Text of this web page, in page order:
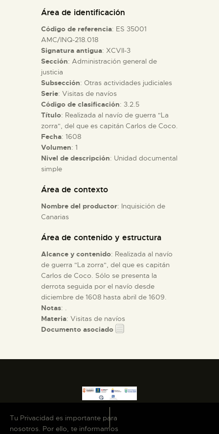
ESPAÑOL
PREPARAR LA VISITA
ACTIVIDADES
█
EL MUSEO
DIDÁCTICA
ESPAÑOL
Área de identificación
Código de referencia: ES 35001
AMC/INQ-218.018
Signatura antigua: XCVII-3
Sección: Administración general de
justicia
Subsección: Otras actividades judiciales
Serie: Visitas de navíos
Código de clasificación: 3.2.5
Título: Realizada al navío de guerra "La
zorra", del que es capitán Carlos de Coco.
Fecha: 1608
Volumen: 1
Nivel de descripción: Unidad documental
simple
Área de contexto
Nombre del productor: Inquisición de
Canarias
Área de contenido y estructura
Alcance y contenido: Realizada al navío
de guerra "La zorra", del que es capitán
Carlos de Coco. Sólo se presenta la
derrota seguida por el navío desde
diciembre de 1608 hasta abril de 1609.
Notas: .
Materia: Visitas de navíos
Documento asociado
Tu Privacidad es importante para
nosotros. Por ello, te informamos